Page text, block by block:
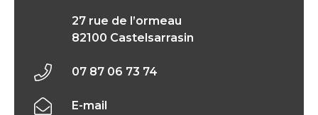
27 rue de l’ormeau
82100 Castelsarrasin
07 87 06 73 74
E-mail